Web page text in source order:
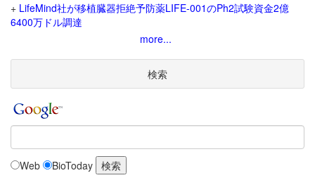
+ LifeMind社が移植臓器拒絶予防薬LIFE-001のPh2試験資金2億
6400万ドル調達
more...
検索
Web BioToday